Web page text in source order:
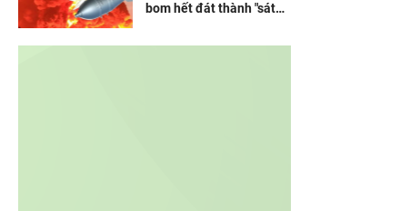
bom hết đát thành "sát